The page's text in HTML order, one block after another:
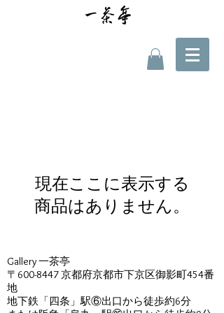
現在ここに表示する
商品はありません。
Gallery 一茶亭
〒600-8447 京都府京都市下京区御影町454番
地
地下鉄「四条」駅⑥出口から徒歩約6分